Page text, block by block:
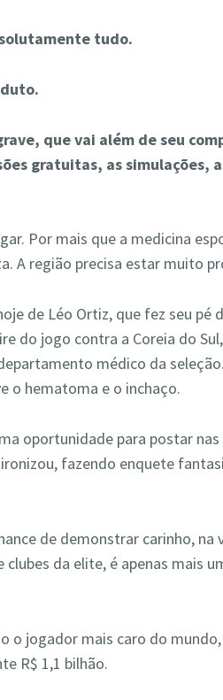
tudo.
que vai além de seu
gratuitas, as simulações,
Por mais que a medicina
A região precisa estar muito
de Léo Ortiz, que fez seu pé
do jogo contra a Coreia do
médico da
o hematoma e o inchaço.
oportunidade para postar
fazendo enquete
de demonstrar carinho, na
da elite, é apenas mais
o jogador mais caro do
R$ 1,1 bilhão.